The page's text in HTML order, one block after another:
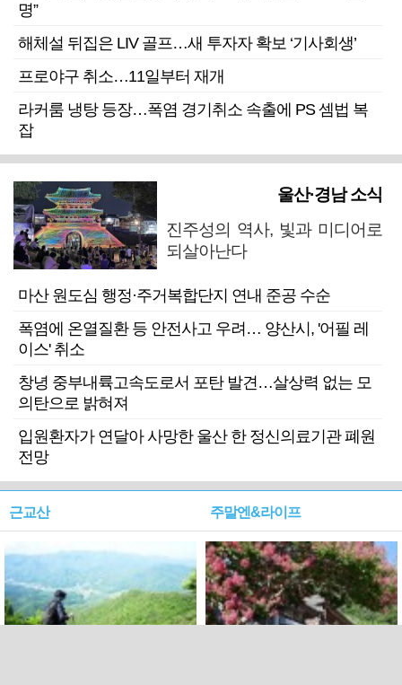
명”
해체설 뒤집은 LIV 골프…새 투자자 확보 ‘기사회생’
프로야구 취소…11일부터 재개
라커룸 냉탕 등장…폭염 경기취소 속출에 PS 셈법 복
잡
울산·경남 소식
진주성의 역사, 빛과 미디어로
되살아난다
마산 원도심 행정·주거복합단지 연내 준공 수순
폭염에 온열질환 등 안전사고 우려… 양산시, '어필 레
이스' 취소
창녕 중부내륙고속도로서 포탄 발견…살상력 없는 모
의탄으로 밝혀져
입원환자가 연달아 사망한 울산 한 정신의료기관 폐원
전망
근교산 주말엔&라이프